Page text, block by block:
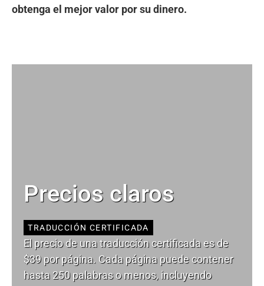
obtenga el mejor valor por su dinero.
Precios claros
TRADUCCIÓN CERTIFICADA
El precio de una traducción certificada es de
$39 por página. Cada página puede contener
hasta 250 palabras o menos, incluyendo